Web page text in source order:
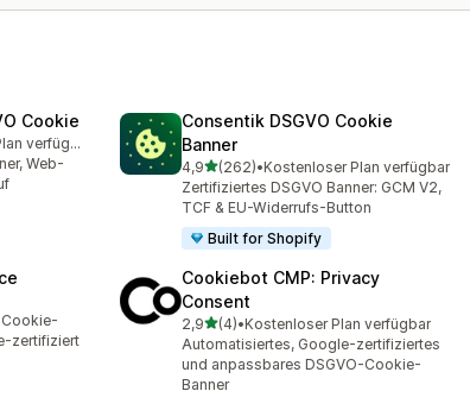
Cookie
Kostenloser Plan verfügbar
Web-
Consentik DSGVO Cookie
Banner
4,9von 5 Sternen
(262)
262 Rezensionen insgesamt
•Kostenloser Plan verfügbar
Zertifiziertes DSGVO Banner: GCM V2,
TCF & EU-Widerrufs-Button
Built for Shopify
zertifiziert
Cookiebot CMP: Privacy
Consent
2,9von 5 Sternen
(4)
4 Rezensionen insgesamt
•Kostenloser Plan verfügbar
Automatisiertes, Google-zertifiziertes
und anpassbares DSGVO-Cookie-
Banner